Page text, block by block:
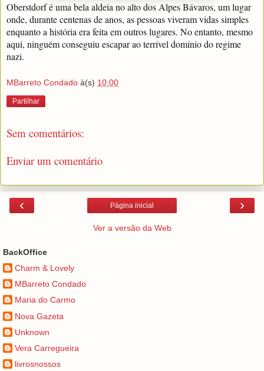
Oberstdorf é uma bela aldeia no alto dos Alpes Bávaros, um lugar
onde, durante centenas de anos, as pessoas viveram vidas simples
enquanto a história era feita em outros lugares. No entanto, mesmo
aqui, ninguém conseguiu escapar ao terrível domínio do regime
nazi.
MBarreto Condado à(s) 10:00
Partilhar
Sem comentários:
Enviar um comentário
‹ ›
Página inicial
Ver a versão da Web
BackOffice
Charm & Lovely
MBarreto Condado
Maria do Carmo
Nova Gazeta
Unknown
Vera Carregueira
livrosnossos